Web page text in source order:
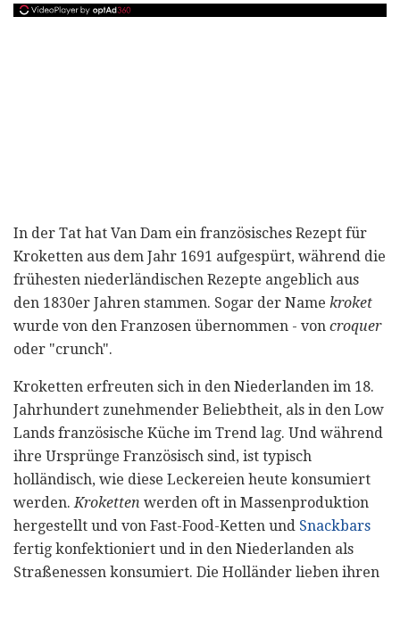
In der Tat hat Van Dam ein französisches Rezept für
Kroketten aus dem Jahr 1691 aufgespürt, während die
frühesten niederländischen Rezepte angeblich aus
den 1830er Jahren stammen. Sogar der Name kroket
wurde von den Franzosen übernommen - von croquer
oder "crunch".
Kroketten erfreuten sich in den Niederlanden im 18.
Jahrhundert zunehmender Beliebtheit, als in den Low
Lands französische Küche im Trend lag. Und während
ihre Ursprünge Französisch sind, ist typisch
holländisch, wie diese Leckereien heute konsumiert
werden.Kroketten werden oft in Massenproduktion
hergestellt und von Fast-Food-Ketten und Snackbars
fertig konfektioniert und in den Niederlanden als
Straßenessen konsumiert. Die Holländer lieben ihren